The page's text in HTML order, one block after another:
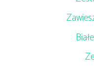
Białe